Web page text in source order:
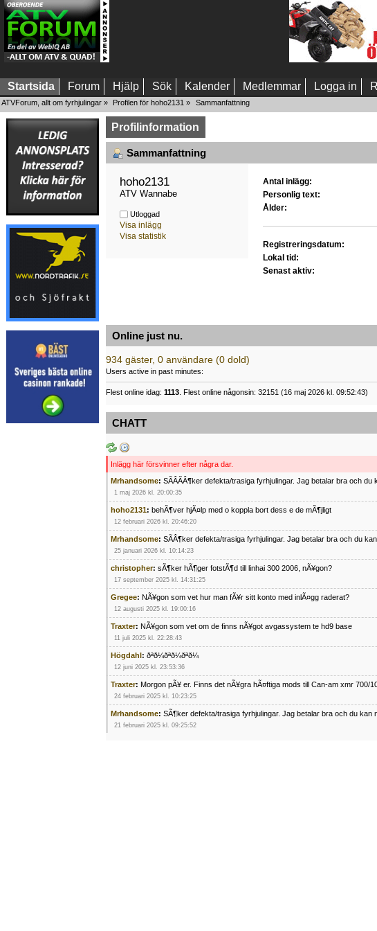
Startsida Forum Hjälp Sök Kalender Medlemmar Logga in
ATVForum, allt om fyrhjulingar » Profilen för hoho2131 » Sammanfattning
Profilinformation
Sammanfattning
hoho2131
ATV Wannabe
Utloggad
Visa inlägg
Visa statistik
Antal inlägg:
Personlig text:
Ålder:
Registreringsdatum:
Lokal tid:
Senast aktiv:
Online just nu.
934 gäster, 0 användare (0 dold)
Users active in past minutes:
Flest online idag: 1113 . Flest online någonsin: 32151 (16 maj 2026 kl. 09:52:43)
CHATT
Inlägg här försvinner efter några dar.
Mrhandsome: SÃÂÃÂ¶ker defekta/trasiga fyrhjulingar. Jag betalar bra och du
1 maj 2026 kl. 20:00:35
hoho2131: behÃ¶ver hjÃ¤lp med o koppla bort dess e de mÃ¶jligt
12 februari 2026 kl. 20:46:20
Mrhandsome: SÃÂ¶ker defekta/trasiga fyrhjulingar. Jag betalar bra och du
25 januari 2026 kl. 10:14:23
christopher: sÃ¶ker hÃ¶ger fotstÃ¶d till linhai 300 2006, nÃ¥gon?
17 september 2025 kl. 14:31:25
Gregee: NÃ¥gon som vet hur man fÃ¥r sitt konto med inlÃ¤gg raderat?
12 augusti 2025 kl. 19:00:16
Traxter: NÃ¥gon som vet om de finns nÃ¥got avgassystem te hd9 base
11 juli 2025 kl. 22:28:43
Högdahl: ðªð¼ðªð¼ðªð¼
12 juni 2025 kl. 23:53:36
Traxter: Morgon pÃ¥ er. Finns det nÃ¥gra hÃ¤ftiga mods till Can-am xmr 700/
24 februari 2025 kl. 10:23:25
Mrhandsome: SÃ¶ker defekta/trasiga fyrhjulingar. Jag betalar bra och du kan
21 februari 2025 kl. 09:25:52